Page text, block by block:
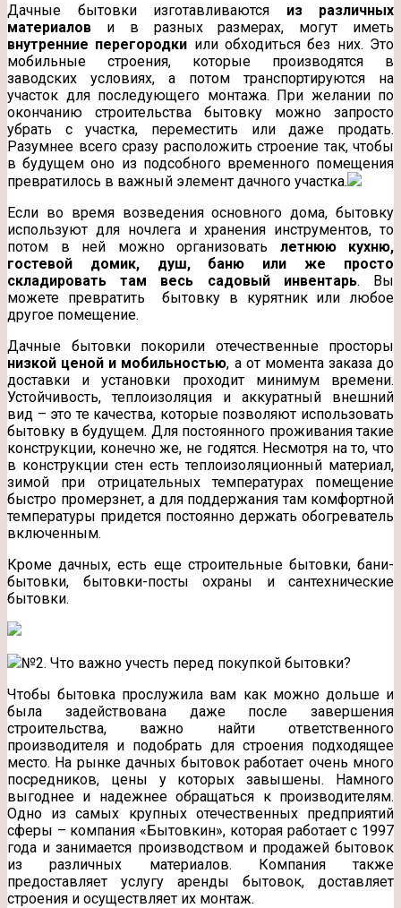
Дачные бытовки изготавливаются из различных
материалов и в разных размерах, могут иметь
внутренние перегородки или обходиться без них. Это
мобильные строения, которые производятся в
заводских условиях, а потом транспортируются на
участок для последующего монтажа. При желании по
окончанию строительства бытовку можно запросто
убрать с участка, переместить или даже продать.
Разумнее всего сразу расположить строение так, чтобы
в будущем оно из подсобного временного помещения
превратилось в важный элемент дачного участка.
Если во время возведения основного дома, бытовку
используют для ночлега и хранения инструментов, то
потом в ней можно организовать летнюю кухню,
гостевой домик, душ, баню или же просто
складировать там весь садовый инвентарь. Вы
можете превратить бытовку в курятник или любое
другое помещение.
Дачные бытовки покорили отечественные просторы
низкой ценой и мобильностью, а от момента заказа до
доставки и установки проходит минимум времени.
Устойчивость, теплоизоляция и аккуратный внешний
вид – это те качества, которые позволяют использовать
бытовку в будущем. Для постоянного проживания такие
конструкции, конечно же, не годятся. Несмотря на то, что
в конструкции стен есть теплоизоляционный материал,
зимой при отрицательных температурах помещение
быстро промерзнет, а для поддержания там комфортной
температуры придется постоянно держать обогреватель
включенным.
Кроме дачных, есть еще строительные бытовки, бани-
бытовки, бытовки-посты охраны и сантехнические
бытовки.
№2. Что важно учесть перед покупкой бытовки?
Чтобы бытовка прослужила вам как можно дольше и
была задействована даже после завершения
строительства, важно найти ответственного
производителя и подобрать для строения подходящее
место. На рынке дачных бытовок работает очень много
посредников, цены у которых завышены. Намного
выгоднее и надежнее обращаться к производителям.
Одно из самых крупных отечественных предприятий
сферы – компания «Бытовкин», которая работает с 1997
года и занимается производством и продажей бытовок
из различных материалов. Компания также
предоставляет услугу аренды бытовок, доставляет
строения и осуществляет их монтаж.